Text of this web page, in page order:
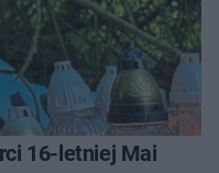
16-letniej Mai